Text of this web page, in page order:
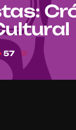
57